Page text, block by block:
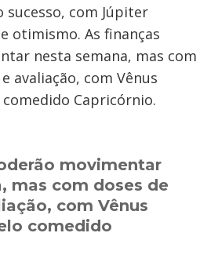
sucesso, com Júpiter
otimismo. As finanças
nesta semana, mas com
avaliação, com Vênus
Capricórnio.
movimentar
mas com doses de
com Vênus
comedido